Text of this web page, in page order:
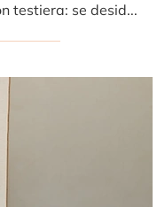
Clicca e scopri di più sui Letti con testiera: se desideri modelli matrimoniali design, il modello Fluttua 1617 Lago fa al caso tuo.